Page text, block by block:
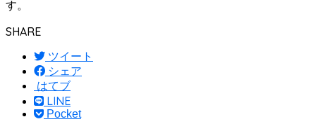
す。
SHARE
ツイート
シェア
はてブ
LINE
Pocket